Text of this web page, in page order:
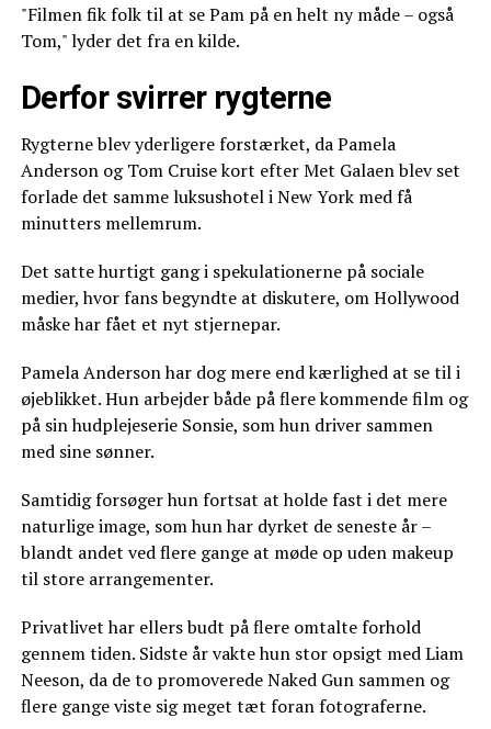
"Filmen fik folk til at se Pam på en helt ny måde – også
Tom," lyder det fra en kilde.
Derfor svirrer rygterne
Rygterne blev yderligere forstærket, da Pamela
Anderson og Tom Cruise kort efter Met Galaen blev set
forlade det samme luksushotel i New York med få
minutters mellemrum.
Det satte hurtigt gang i spekulationerne på sociale
medier, hvor fans begyndte at diskutere, om Hollywood
måske har fået et nyt stjernepar.
Pamela Anderson har dog mere end kærlighed at se til i
øjeblikket. Hun arbejder både på flere kommende film og
på sin hudplejeserie Sonsie, som hun driver sammen
med sine sønner.
Samtidig forsøger hun fortsat at holde fast i det mere
naturlige image, som hun har dyrket de seneste år –
blandt andet ved flere gange at møde op uden makeup
til store arrangementer.
Privatlivet har ellers budt på flere omtalte forhold
gennem tiden. Sidste år vakte hun stor opsigt med Liam
Neeson, da de to promoverede Naked Gun sammen og
flere gange viste sig meget tæt foran fotograferne.